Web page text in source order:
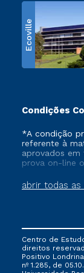
Ecoville
Condições
abrir todas as
*A condição
referente à
aprovados
prova on-line
vigente, que
tenham
via FIES,
não se
ofertada pela
Centro de
direitos
Positivo
nº 1.285, de